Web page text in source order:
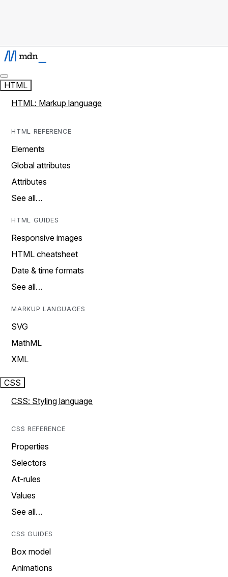
HTML
HTML: Markup language
HTML REFERENCE
Elements
Global attributes
Attributes
See all…
HTML GUIDES
Responsive images
HTML cheatsheet
Date & time formats
See all…
MARKUP LANGUAGES
SVG
MathML
XML
CSS
CSS: Styling language
CSS REFERENCE
Properties
Selectors
At-rules
Values
See all…
CSS GUIDES
Box model
Animations